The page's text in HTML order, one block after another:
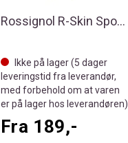
Rossignol R-Skin Sport 2.0 Grå
Ikke på lager (5 dager
leveringstid fra leverandør,
med forbehold om at varen
er på lager hos leverandøren)
Fra 189,-